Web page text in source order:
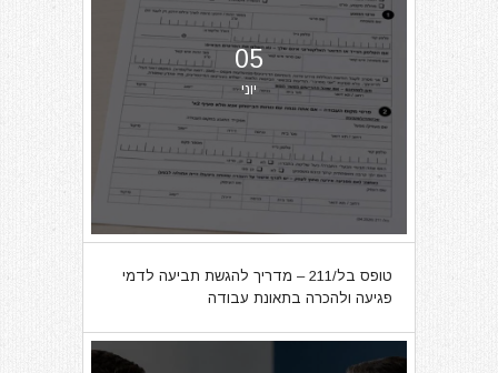
05
יוני
טופס בל/211 – מדריך להגשת תביעה לדמי
פגיעה ולהכרה בתאונת עבודה